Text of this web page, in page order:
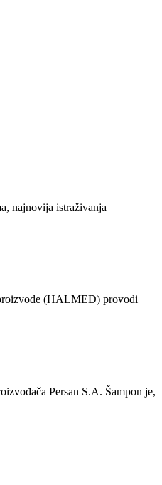
najnovija istraživanja
(HALMED) provodi
Persan S.A. Šampon je,